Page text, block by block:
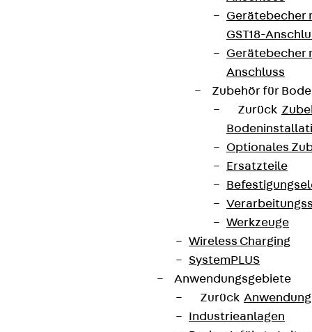
Gerätebecher
GST18-
Gerätebecher
Anschluss
Zubehör für
Zurück
Optionales
Ersatzteile
Werkzeuge
Wireless Charging
SystemPLUS
Anwendungsgebiete
Zurück
Industrieanlagen